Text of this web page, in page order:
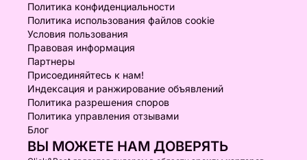
Политика конфиденциальности
Политика использования файлов cookie
Условия пользования
Правовая информация
Партнеры
Присоединяйтесь к нам!
Индексация и ранжирование объявлений
Политика разрешения споров
Политика управления отзывами
Блог
ВЫ МОЖЕТЕ НАМ ДОВЕРЯТЬ